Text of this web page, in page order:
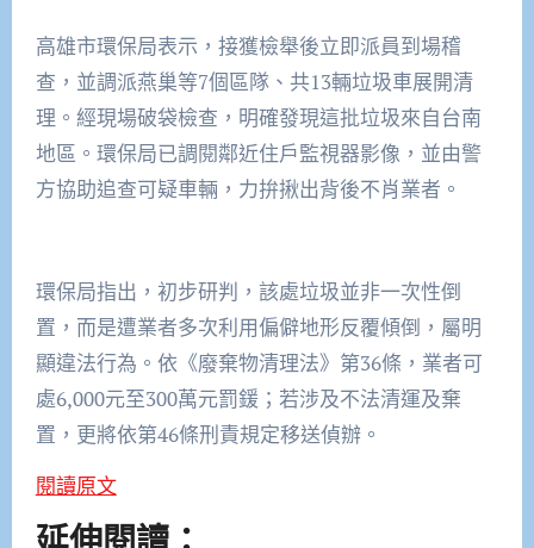
高雄市環保局表示，接獲檢舉後立即派員到場稽
查，並調派燕巢等7個區隊、共13輛垃圾車展開清
理。經現場破袋檢查，明確發現這批垃圾來自台南
地區。環保局已調閱鄰近住戶監視器影像，並由警
方協助追查可疑車輛，力拚揪出背後不肖業者。
環保局指出，初步研判，該處垃圾並非一次性倒
置，而是遭業者多次利用偏僻地形反覆傾倒，屬明
顯違法行為。依《廢棄物清理法》第36條，業者可
處6,000元至300萬元罰鍰；若涉及不法清運及棄
置，更將依第46條刑責規定移送偵辦。
閱讀原文